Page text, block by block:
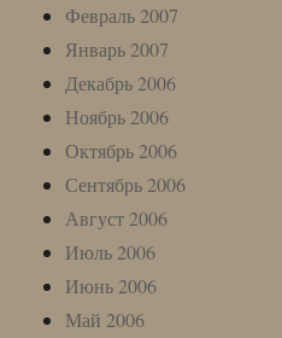
Февраль 2007
Январь 2007
Декабрь 2006
Ноябрь 2006
Октябрь 2006
Сентябрь 2006
Август 2006
Июль 2006
Июнь 2006
Май 2006